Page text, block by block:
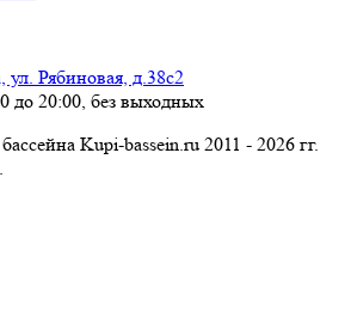
ул. Рябиновая, д.38с2
до 20:00, без выходных
Kupi-bassein.ru 2011 - 2026 гг.